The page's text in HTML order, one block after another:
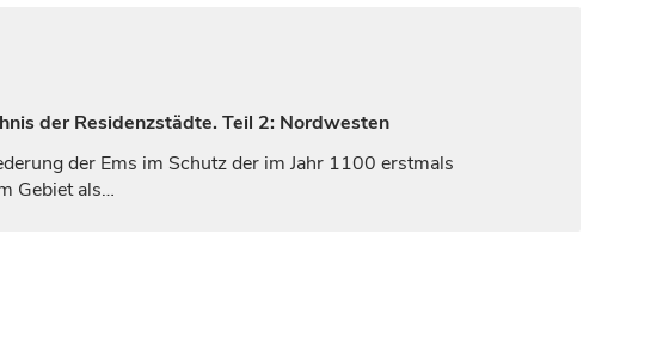
der Residenzstädte. Teil 2: Nordwesten
der Ems im Schutz der im Jahr 1100 erstmals
Gebiet als…